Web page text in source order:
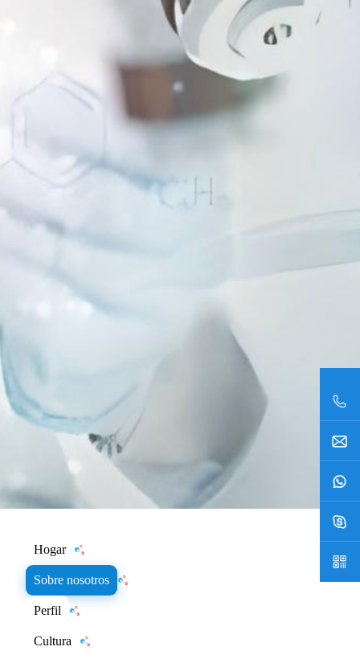
Hogar
Sobre nosotros
Perfil
Cultura